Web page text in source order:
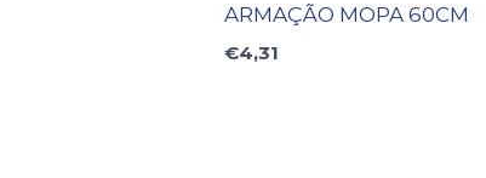
ARMAÇÃO MOPA 60CM
€4,31